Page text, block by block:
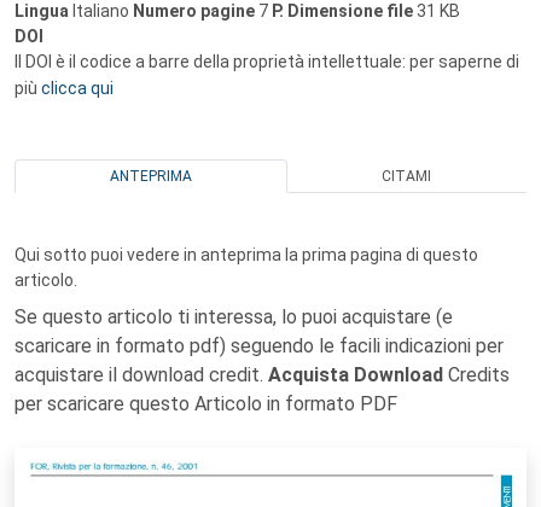
Lingua Italiano Numero pagine 7 P. Dimensione file 31 KB
DOI
Il DOI è il codice a barre della proprietà intellettuale: per saperne di
più clicca qui
ANTEPRIMA CITAMI
Qui sotto puoi vedere in anteprima la prima pagina di questo
articolo.
Se questo articolo ti interessa, lo puoi acquistare (e
scaricare in formato pdf) seguendo le facili indicazioni per
acquistare il download credit. Acquista Download Credits
per scaricare questo Articolo in formato PDF